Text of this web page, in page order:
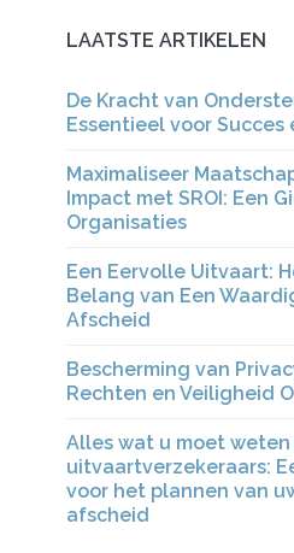
LAATSTE ARTIKELEN
De Kracht van
Essentieel voor Succes
Maximaliseer
Impact met SROI: Een
Organisaties
Een Eervolle Uitvaart:
Belang van Een
Afscheid
Bescherming van
Rechten en Veiligheid
Alles wat u moet weten
uitvaartverzekeraars:
voor het plannen van
afscheid